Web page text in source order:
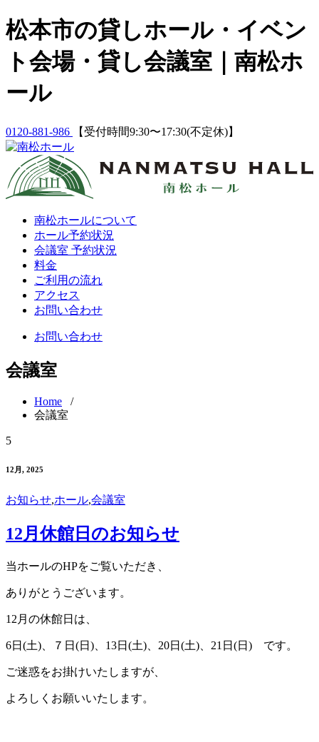
Skip
to
松本市の貸しホール・イベン
ト会場・貸し会議室｜南松ホ
ール
0120-881-986 【受付時間9:30〜17:30(不定休)】
南松ホールについて
ホール予約状況
会議室 予約状況
料金
ご利用の流れ
アクセス
お問い合わせ
お問い合わせ
会議室
Home /
会議室
5
12月, 2025
お知らせ,ホール,会議室
12月休館日のお知らせ
当ホールのHPをご覧いただき、
ありがとうございます。
12月の休館日は、
6日(土)、７日(日)、13日(土)、20日(土)、21日(日) です。
ご迷惑をお掛けいたしますが、
よろしくお願いいたします。